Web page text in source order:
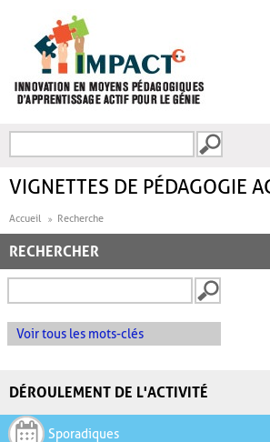
FORMULAIRE DE
VIGNETTES DE PÉDAGOGIE
Accueil Recherche
RECHERCHER
Voir tous les mots-clés
DÉROULEMENT DE L'ACTIVITÉ
Sporadiques